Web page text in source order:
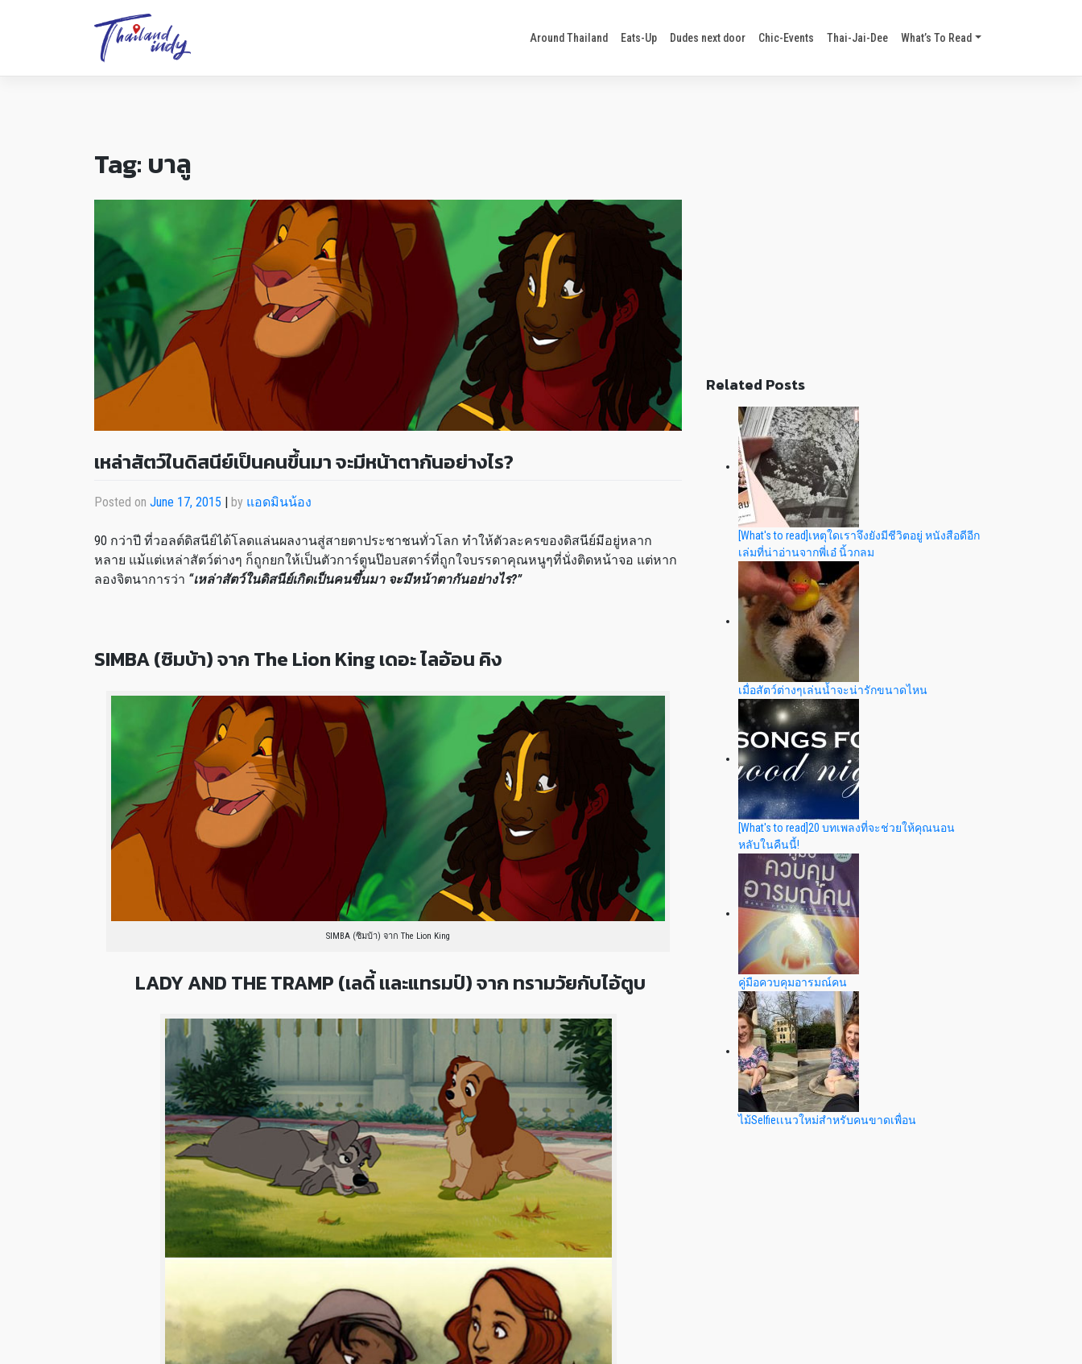
Around Thailand Eats-Up Dudes next door Chic-Events Thai-Jai-Dee What’s To Read
Tag: บาลู
เหล่าสัตว์ในดิสนีย์เป็นคนขึ้นมา จะมีหน้าตากันอย่างไร?
Posted on June 17, 2015 by แอดมินน้อง
90 กว่าปี ที่วอลต์ดิสนีย์ได้โลดแล่นผลงานสู่สายตาประชาชนทั่วโลก ทำให้ตัวละครของดิสนีย์มีอยู่หลาก
หลาย แม้แต่เหล่าสัตว์ต่างๆ ก็ถูกยกให้เป็นตัวการ์ตูนป๊อบสตาร์ที่ถูกใจบรรดาคุณหนูๆที่นั่งติดหน้าจอ แต่หาก
ลองจิตนาการว่า “เหล่าสัตว์ในดิสนีย์เกิดเป็นคนขึ้นมา จะมีหน้าตากันอย่างไร?”
SIMBA (ซิมบ้า) จาก The Lion King เดอะ ไลอ้อน คิง
SIMBA (ซิมบ้า) จาก The Lion King
LADY AND THE TRAMP (เลดี้ เเละแทรมป์) จาก ทรามวัยกับไอ้ตูบ
Related Posts
[What's to read]เหตุใดเราจึงยังมีชีวิตอยู่ หนังสือดีอีก
เล่มที่น่าอ่านจากพี่เอ๋ นิ้วกลม
เมื่อสัตว์ต่างๆเล่นน้ำจะน่ารักขนาดไหน
[What's to read]20 บทเพลงที่จะช่วยให้คุณนอน
หลับในคืนนี้!
คู่มือควบคุมอารมณ์คน
ไม้Selfieเเนวใหม่สำหรับคนขาดเพื่อน